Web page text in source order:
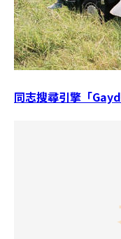
同志搜尋引擎「